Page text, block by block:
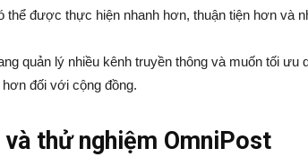
thể được thực hiện nhanh hơn, thuận tiện hơn và
quản lý nhiều kênh truyền thông và muốn tối
đối với cộng đồng.
thử nghiệm OmniPost